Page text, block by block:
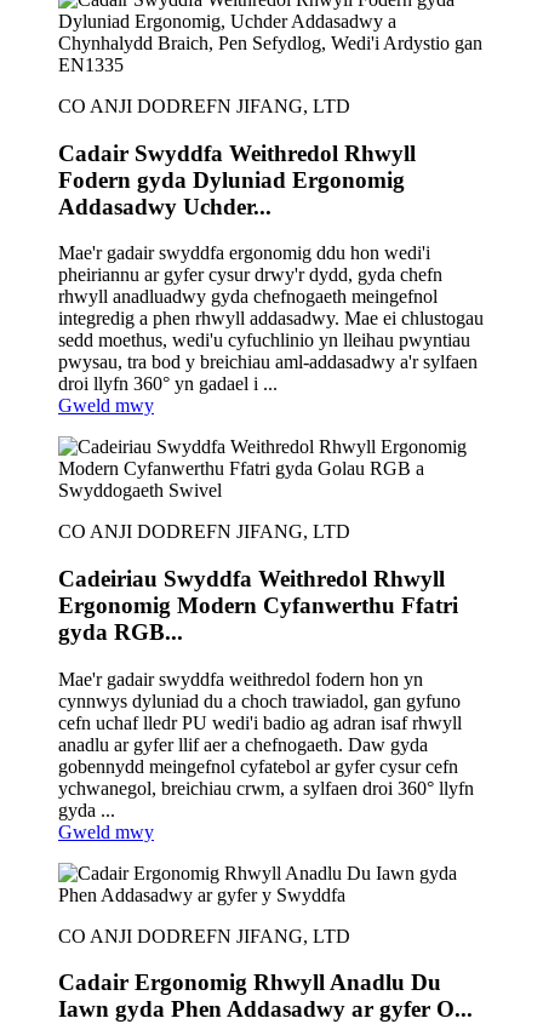
CO ANJI DODREFN JIFANG, LTD
Cadair Swyddfa Weithredol Rhwyll
Fodern gyda Dyluniad Ergonomig
Addasadwy Uchder...
Mae'r gadair swyddfa ergonomig ddu hon wedi'i
pheiriannu ar gyfer cysur drwy'r dydd, gyda chefn
rhwyll anadluadwy gyda chefnogaeth meingefnol
integredig a phen rhwyll addasadwy. Mae ei chlustogau
sedd moethus, wedi'u cyfuchlinio yn lleihau pwyntiau
pwysau, tra bod y breichiau aml-addasadwy a'r sylfaen
droi llyfn 360° yn gadael i ...
Gweld mwy
CO ANJI DODREFN JIFANG, LTD
Cadeiriau Swyddfa Weithredol Rhwyll
Ergonomig Modern Cyfanwerthu Ffatri
gyda RGB...
Mae'r gadair swyddfa weithredol fodern hon yn
cynnwys dyluniad du a choch trawiadol, gan gyfuno
cefn uchaf lledr PU wedi'i badio ag adran isaf rhwyll
anadlu ar gyfer llif aer a chefnogaeth. Daw gyda
gobennydd meingefnol cyfatebol ar gyfer cysur cefn
ychwanegol, breichiau crwm, a sylfaen droi 360° llyfn
gyda ...
Gweld mwy
CO ANJI DODREFN JIFANG, LTD
Cadair Ergonomig Rhwyll Anadlu Du
Iawn gyda Phen Addasadwy ar gyfer O...